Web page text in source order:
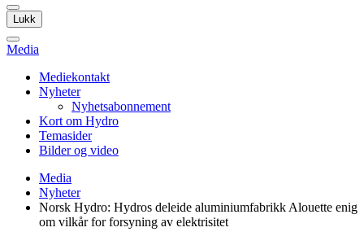
Lukk
Media
Mediekontakt
Nyheter
Nyhetsabonnement
Kort om Hydro
Temasider
Bilder og video
Media
Nyheter
Norsk Hydro: Hydros deleide aluminiumfabrikk Alouette enig
om vilkår for forsyning av elektrisitet